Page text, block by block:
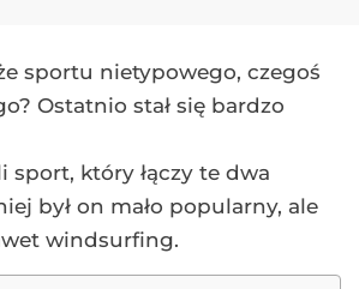
sportu nietypowego, czegoś
Ostatnio stał się bardzo
sport, który łączy te dwa
był on mało popularny, ale
windsurfing.